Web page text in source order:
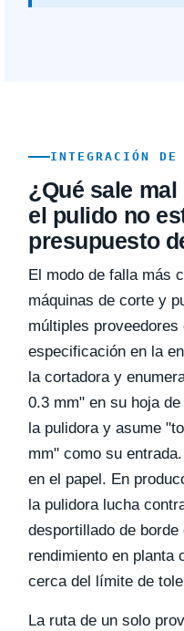
INTEGRACIÓN DE
¿Qué sale
el pulido no
presupuesto
El modo de falla más
máquinas de corte y
múltiples
especificación en la
la cortadora y
0.3 mm" en su hoja
la pulidora y asume
mm" como su
en el papel. En
la pulidora lucha
desportillado de
rendimiento en planta
cerca del límite de
La ruta de un solo